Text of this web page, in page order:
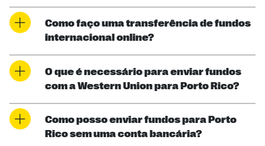
Como faço uma transferência de fundos
internacional online?
O que é necessário para enviar fundos
com a Western Union para Porto Rico?
Como posso enviar fundos para Porto
Rico sem uma conta bancária?